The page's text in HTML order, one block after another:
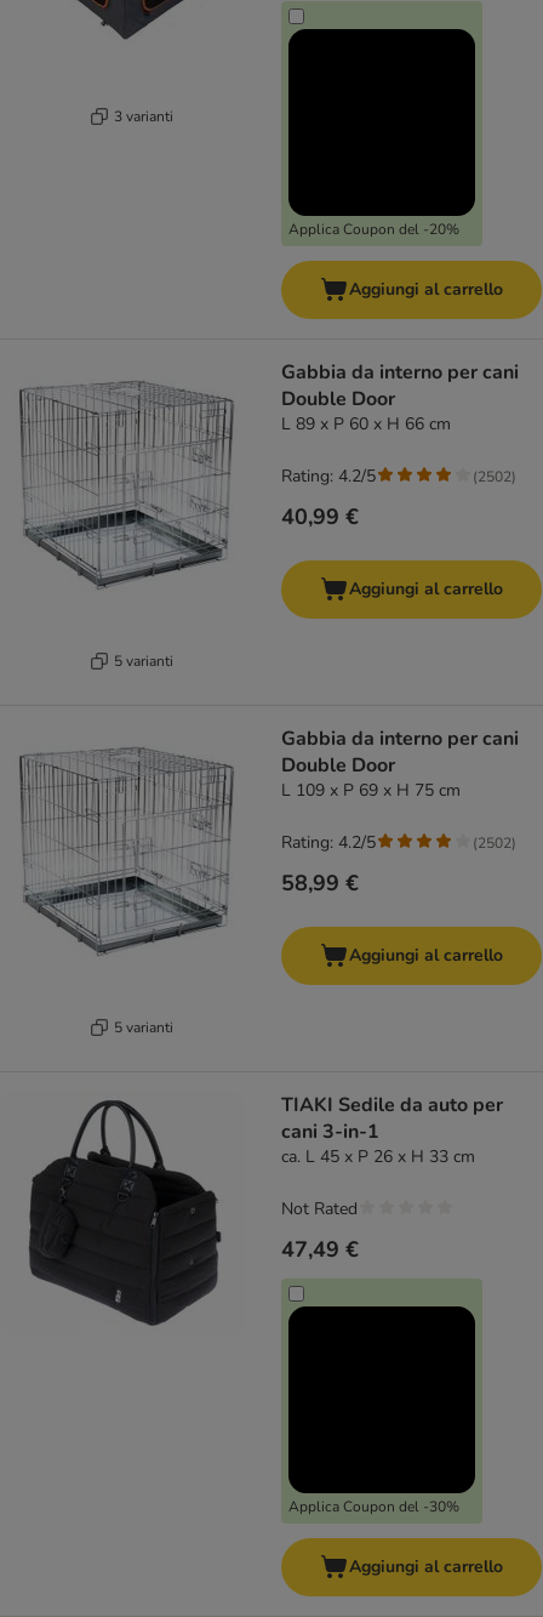
3 varianti
Applica Coupon del -20%
Aggiungi al carrello
5 varianti
Gabbia da interno per cani
Double Door
L 89 x P 60 x H 66 cm
40,99 €
Rating: 4.2/5 (2502)
Aggiungi al carrello
5 varianti
Gabbia da interno per cani
Double Door
L 109 x P 69 x H 75 cm
58,99 €
Rating: 4.2/5 (2502)
Aggiungi al carrello
TIAKI Sedile da auto per
cani 3-in-1
ca. L 45 x P 26 x H 33 cm
47,49 €
Applica Coupon del -30%
Not Rated
Aggiungi al carrello